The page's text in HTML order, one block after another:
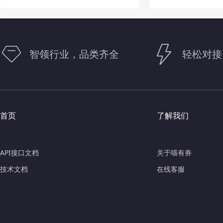
智领行业，品类齐全 轻松对
首页
API接口文档
技术文档
了解我们
关于喵有券
在线客服